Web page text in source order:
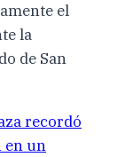
el
la
de San
recordó
en un